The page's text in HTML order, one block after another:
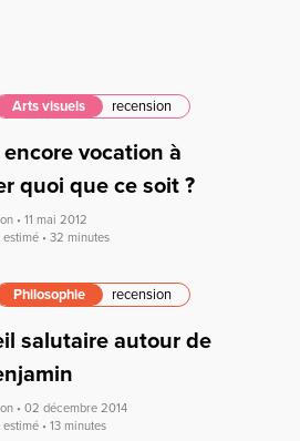
Arts visuels recension
vocation à
quoi que ce soit ?
• 11 mai 2012
• 32 minutes
Philosophie recension
salutaire autour de
• 02 décembre 2014
• 13 minutes